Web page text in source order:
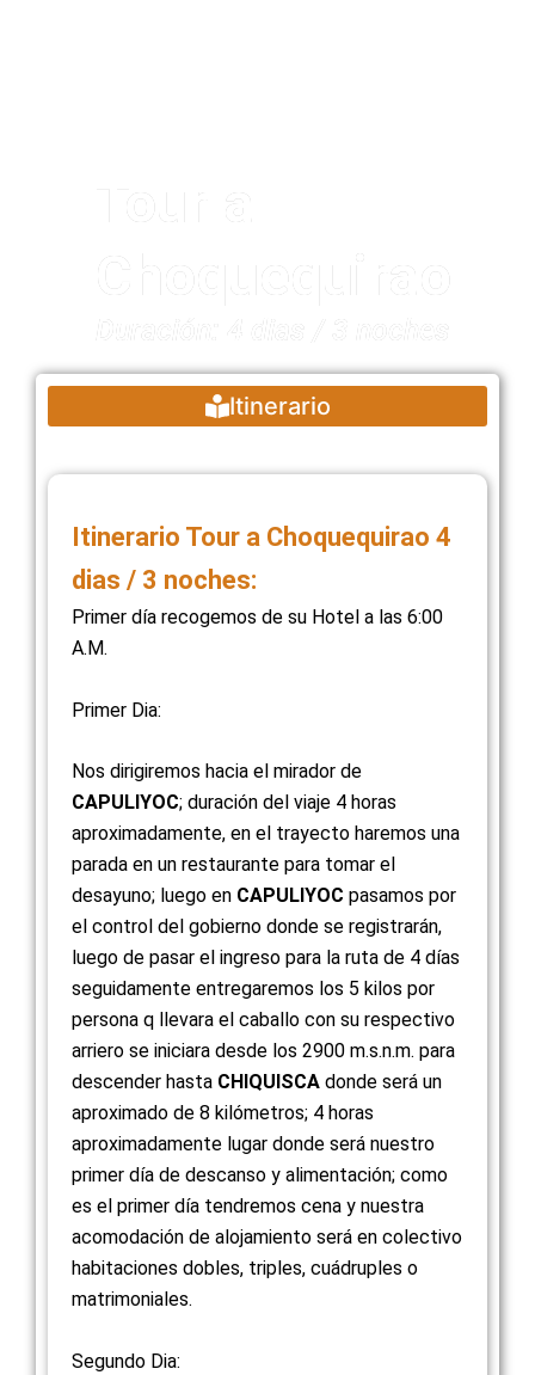
Itinerario
Itinerario Tour a Choquequirao 4
dias / 3 noches:
Primer día recogemos de su Hotel a las 6:00
A.M.
Primer Dia:​
Nos dirigiremos hacia el mirador de
CAPULIYOC; duración del viaje 4 horas
aproximadamente, en el trayecto haremos una
parada en un restaurante para tomar el
desayuno; luego en CAPULIYOC pasamos por
el control del gobierno donde se registrarán,
luego de pasar el ingreso para la ruta de 4 días
seguidamente entregaremos los 5 kilos por
persona q llevara el caballo con su respectivo
arriero se iniciara desde los 2900 m.s.n.m. para
descender hasta CHIQUISCA donde será un
aproximado de 8 kilómetros; 4 horas
aproximadamente lugar donde será nuestro
primer día de descanso y alimentación; como
es el primer día tendremos cena y nuestra
acomodación de alojamiento será en colectivo
habitaciones dobles, triples, cuádruples o
matrimoniales.
Segundo Dia:​